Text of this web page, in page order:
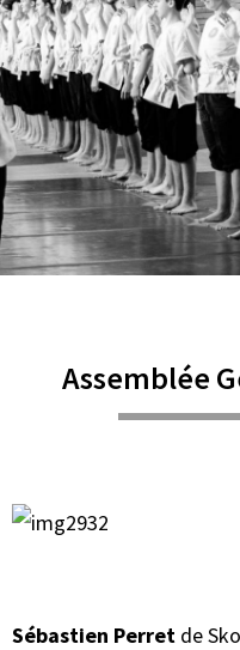
Assemblée
Sébastien Perret de